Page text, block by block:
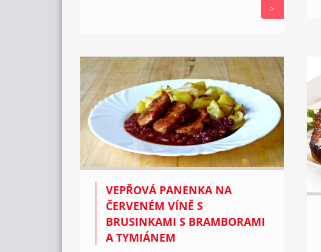
>
VEPŘOVÁ PANENKA NA
ČERVENÉM VÍNĚ S
BRUSINKAMI S BRAMBORAMI
A TYMIÁNEM